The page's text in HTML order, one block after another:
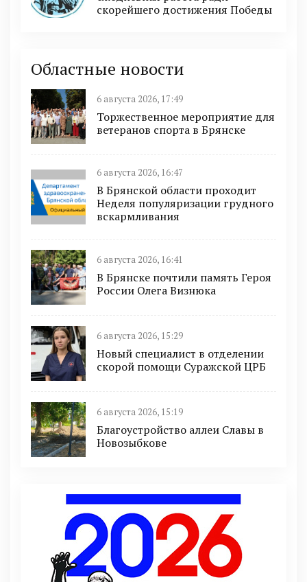
скорейшего достижения Победы
Областные новости
6 августа 2026, 17:49
Торжественное мероприятие для
ветеранов спорта в Брянске
6 августа 2026, 16:47
В Брянской области проходит
Неделя популяризации грудного
вскармливания
6 августа 2026, 16:41
В Брянске почтили память Героя
России Олега Визнюка
6 августа 2026, 15:29
Новый специалист в отделении
скорой помощи Суражской ЦРБ
6 августа 2026, 15:19
Благоустройство аллеи Славы в
Новозыбкове